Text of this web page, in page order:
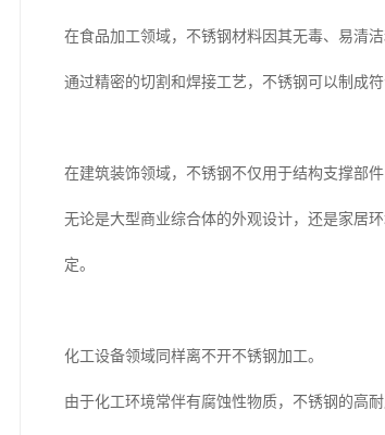
在食品加工领域，不锈钢材料因其无毒、易清
通过精密的切割和焊接工艺，不锈钢可以制成
在建筑装饰领域，不锈钢不仅用于结构支撑部
无论是大型商业综合体的外观设计，还是家居
定。
化工设备领域同样离不开不锈钢加工。
由于化工环境常伴有腐蚀性物质，不锈钢的高